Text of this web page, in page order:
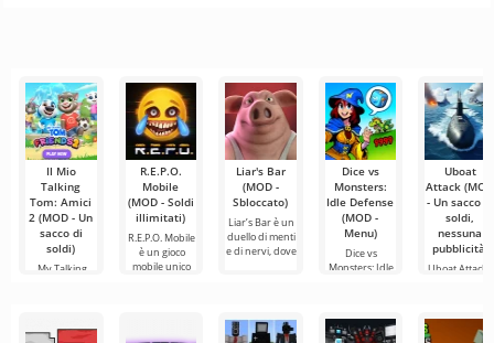
Il Mio
Talking
Tom: Amici
2 (MOD - Un
sacco di
soldi)
My Talking
R.E.P.O.
Mobile
(MOD - Soldi
illimitati)
R.E.P.O. Mobile
è un gioco
mobile unico
Liar's Bar
(MOD -
Sbloccato)
Liar’s Bar è un
duello di menti
e di nervi, dove
Dice vs
Monsters:
Idle Defense
(MOD -
Menu)
Dice vs
Monsters: Idle
Uboat
Attack (MOD
- Un sacco di
soldi,
nessuna
pubblicità)
Uboat Attack è